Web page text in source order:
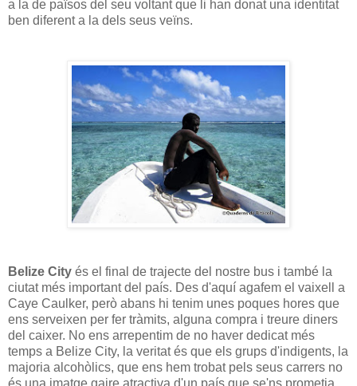
a la de països del seu voltant que li han donat una identitat
ben diferent a la dels seus veïns.
Belize City és el final de trajecte del nostre bus i també la
ciutat més important del país. Des d'aquí agafem el vaixell a
Caye Caulker, però abans hi tenim unes poques hores que
ens serveixen per fer tràmits, alguna compra i treure diners
del caixer. No ens arrepentim de no haver dedicat més
temps a Belize City, la veritat és que els grups d'indigents, la
majoria alcohòlics, que ens hem trobat pels seus carrers no
és una imatge gaire atractiva d'un país que se'ns prometia